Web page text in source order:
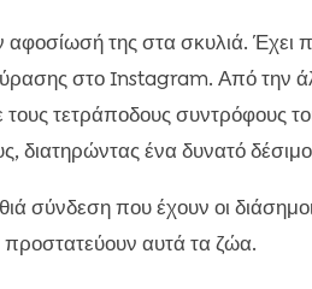
της στα σκυλιά. Έχει
στο Instagram. Από
τους τετράποδους συντρόφους
διατηρώντας ένα δυνατό
σύνδεση που έχουν οι
προστατεύουν αυτά τα ζώα.